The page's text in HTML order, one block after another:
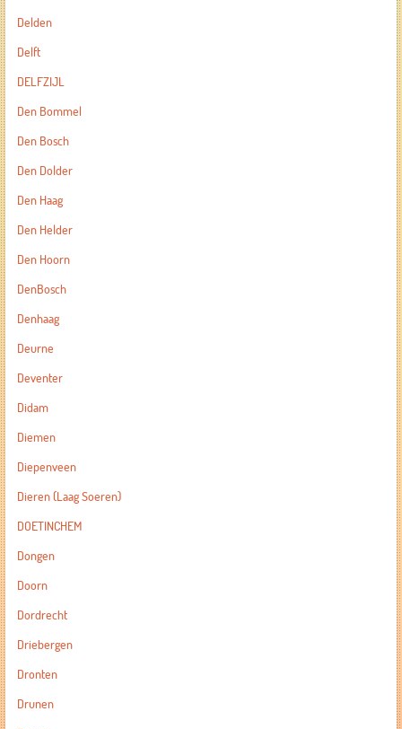
Delden
Delft
DELFZIJL
Den Bommel
Den Bosch
Den Dolder
Den Haag
Den Helder
Den Hoorn
DenBosch
Denhaag
Deurne
Deventer
Didam
Diemen
Diepenveen
Dieren (Laag Soeren)
DOETINCHEM
Dongen
Doorn
Dordrecht
Driebergen
Dronten
Drunen